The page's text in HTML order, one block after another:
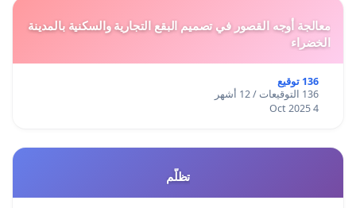
معالجة أوجه القصور في تصميم البقع التجارية والسكنية بالمدينة
الخضراء
136 توقيع
136 التوقيعات / 12 أشهر
4 Oct 2025
تظلّم